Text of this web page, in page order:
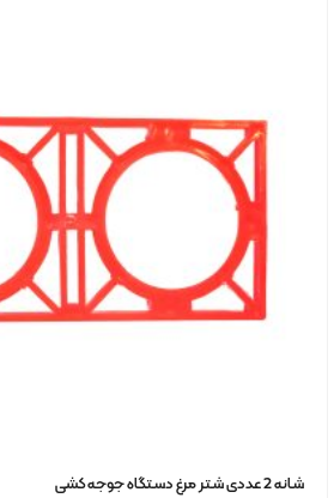
شانه 2 عددی شتر مرغ دستگاه جوجه کشی